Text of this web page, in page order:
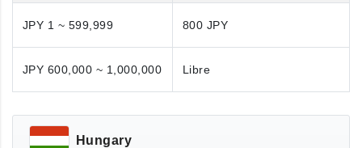
JPY 1 ~ 599,999 800 JPY
JPY 600,000 ~ 1,000,000 Libre
Hungary